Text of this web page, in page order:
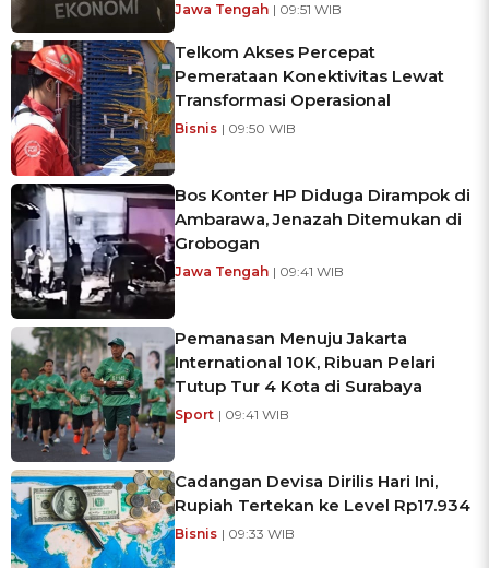
Jawa Tengah | 09:51 WIB
Telkom Akses Percepat
Pemerataan Konektivitas Lewat
Transformasi Operasional
Bisnis | 09:50 WIB
Bos Konter HP Diduga Dirampok di
Ambarawa, Jenazah Ditemukan di
Grobogan
Jawa Tengah | 09:41 WIB
Pemanasan Menuju Jakarta
International 10K, Ribuan Pelari
Tutup Tur 4 Kota di Surabaya
Sport | 09:41 WIB
Cadangan Devisa Dirilis Hari Ini,
Rupiah Tertekan ke Level Rp17.934
Bisnis | 09:33 WIB